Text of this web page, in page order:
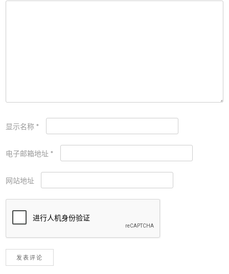
显示名称 *
电子邮箱地址 *
网站地址